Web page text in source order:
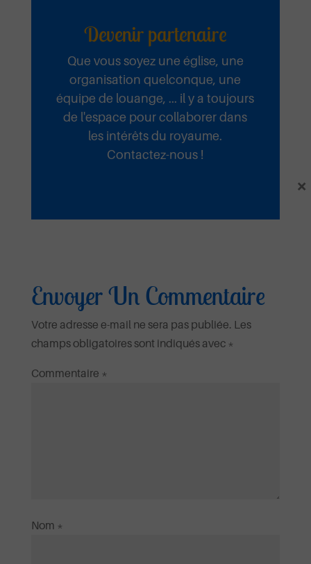
Devenir partenaire
Que vous soyez une église, une
organisation quelconque, une
équipe de louange, ... il y a toujours
de l'espace pour collaborer dans
les intérêts du royaume.
Contactez-nous !
Envoyer Un Commentaire
Votre adresse e-mail ne sera pas publiée. Les
champs obligatoires sont indiqués avec *
Commentaire *
Nom *
Ecouter et télécharger
×